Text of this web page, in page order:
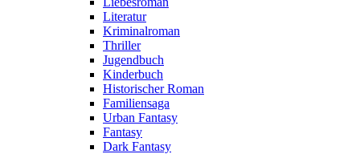
Literatur
Kriminalroman
Thriller
Jugendbuch
Kinderbuch
Historischer Roman
Familiensaga
Urban Fantasy
Fantasy
Dark Fantasy